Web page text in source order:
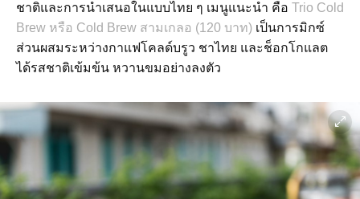
ชาติและการนำเสนอในแบบไทย ๆ เมนูแนะนำ คือ Trio Cold
Brew หรือ Cold Brew สามเกลอ (120 บาท) เป็นการมิกซ์
ส่วนผสมระหว่างกาแฟโคลด์บรูว ชาไทย และช็อกโกแลต
ได้รสชาติเข้มข้น หวานขมอย่างลงตัว